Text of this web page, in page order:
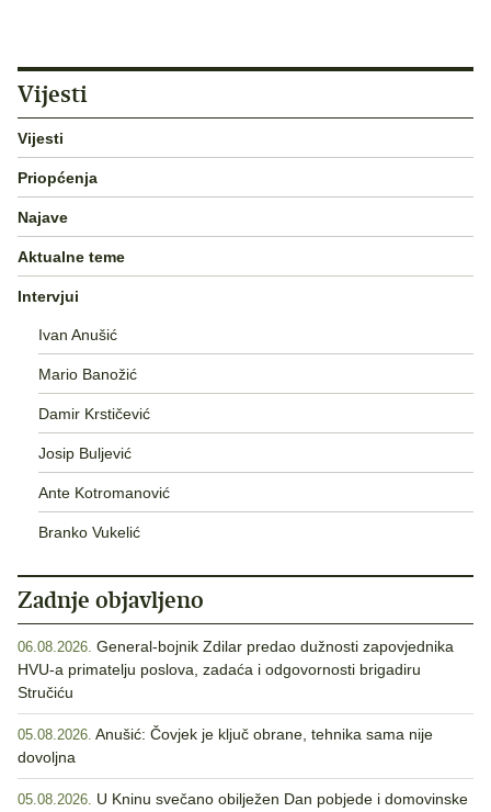
Vijesti
Vijesti
Priopćenja
Najave
Aktualne teme
Intervjui
Ivan Anušić
Mario Banožić
Damir Krstičević
Josip Buljević
Ante Kotromanović
Branko Vukelić
Zadnje objavljeno
06.08.2026. General-bojnik Zdilar predao dužnosti zapovjednika
HVU-a primatelju poslova, zadaća i odgovornosti brigadiru
Stručiću
05.08.2026. Anušić: Čovjek je ključ obrane, tehnika sama nije
dovoljna
05.08.2026. U Kninu svečano obilježen Dan pobjede i domovinske